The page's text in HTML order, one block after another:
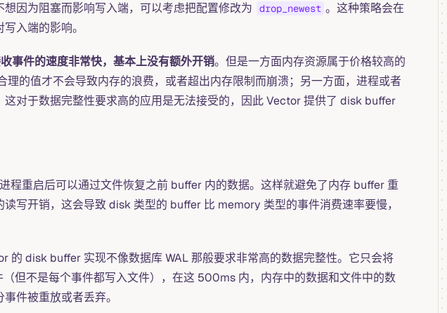
因为阻塞而影响写入端，可以考虑把配置修改为
drop_newest 。这种策略会在
入端的影响。
事件的速度非常快，基本上没有额外开销。但是一方面内存资源属于价格较高的
的值才不会导致内存的浪费，或者超出内存限制而崩溃；另一方面，进程或者
对于数据完整性要求高的应用是无法接受的，因此 Vector 提供了 disk buffer
程重启后可以通过文件恢复之前 buffer 内的数据。这样就避免了内存 buffer 重
写开销，这会导致 disk 类型的 buffer 比 memory 类型的事件消费速率要慢，
的 disk buffer 实现不像数据库 WAL 那般要求非常高的数据完整性。它只会将
但不是每个事件都写入文件），在这 500ms 内，内存中的数据和文件中的数
件被重放或者丢弃。